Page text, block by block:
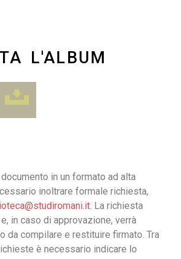
L'ALBUM
in un formato ad alta
inoltrare formale richiesta,
. La richiesta
in caso di approvazione, verrà
da compilare e restituire firmato. Tra
è necessario indicare lo